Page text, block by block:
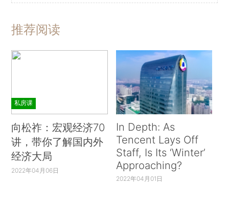
推荐阅读
私房课
向松祚：宏观经济70
讲，带你了解国内外
经济大局
2022年04月06日
In Depth: As
Tencent Lays Off
Staff, Is Its ‘Winter’
Approaching?
2022年04月01日